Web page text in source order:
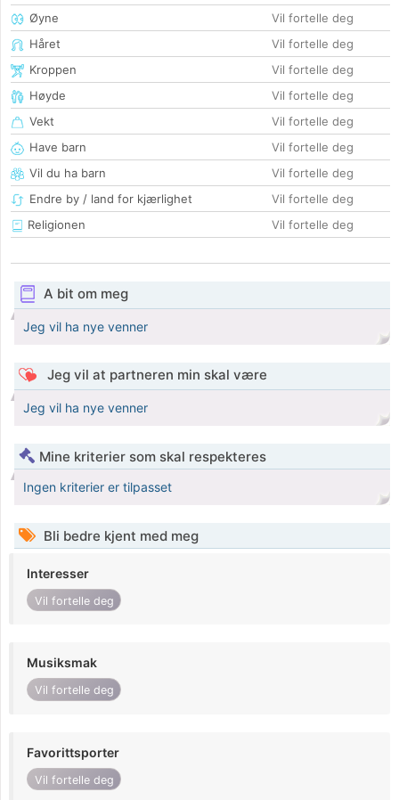
Øyne
Vil fortelle deg
Håret
Vil fortelle deg
Kroppen
Vil fortelle deg
Høyde
Vil fortelle deg
Vekt
Vil fortelle deg
Have barn
Vil fortelle deg
Vil du ha barn
Vil fortelle deg
Endre by / land for kjærlighet
Vil fortelle deg
Religionen
Vil fortelle deg
A bit om meg
Jeg vil ha nye venner
Jeg vil at partneren min skal være
Jeg vil ha nye venner
Mine kriterier som skal respekteres
Ingen kriterier er tilpasset
Bli bedre kjent med meg
Interesser
Vil fortelle deg
Musiksmak
Vil fortelle deg
Favorittsporter
Vil fortelle deg